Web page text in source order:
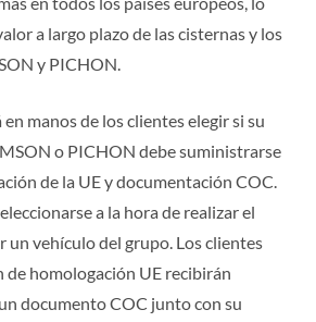
a largo plazo de las cisternas y los
y PICHON.
manos de los clientes elegir si su
o PICHON debe suministrarse
de la UE y documentación COC.
a la hora de realizar el
un vehículo del grupo. Los clientes
de homologación UE recibirán
documento COC junto con su